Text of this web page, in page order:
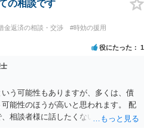
て、正当な理由がないのに、債務者等
し、若しくはファクシミリ装置を用
より、当該債務を弁済することを要
接要求しないよう求められたにもか
該債務を弁済することを要求するこ
庁に行政処分を求める、裁判所に仮
警察に通報などの対応が考えられま
の相談です
金返済の相談・交渉
#時効の援用
役にたった 1
う可能性もありますが、多くは、債
能性のほうが高いと思われます。 配
相談者様に話したくない事情等もあ